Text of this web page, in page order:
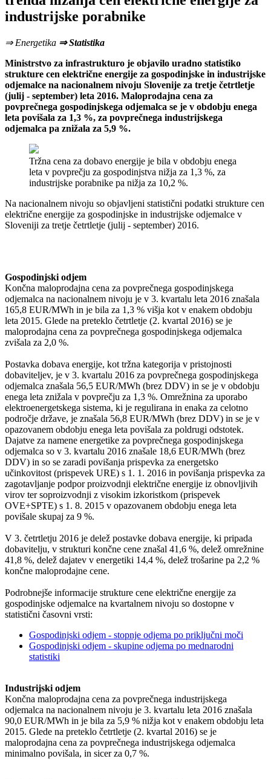
industrijske porabnike
⇒ Energetika ⇒ Statistika
Ministrstvo za infrastrukturo je objavilo uradno statistiko
strukture cen električne energije za gospodinjske in industrijske
odjemalce na nacionalnem nivoju Slovenije za tretje četrtletje
(julij - september) leta 2016. Maloprodajna cena za
povprečnega gospodinjskega odjemalca se je v obdobju enega
leta povišala za 1,3 %, za povprečnega industrijskega
odjemalca pa znižala za 5,9 %.
Tržna cena za dobavo energije je bila v obdobju enega
leta v povprečju za gospodinjstva nižja za 1,3 %, za
industrijske porabnike pa nižja za 10,2 %.
Na nacionalnem nivoju so objavljeni statistični podatki strukture cen
električne energije za gospodinjske in industrijske odjemalce v
Sloveniji za tretje četrtletje (julij - september) 2016.
Gospodinjski odjem
Končna maloprodajna cena za povprečnega gospodinjskega
odjemalca na nacionalnem nivoju je v 3. kvartalu leta 2016 znašala
165,8 EUR/MWh in je bila za 1,3 % višja kot v enakem obdobju
leta 2015. Glede na preteklo četrtletje (2. kvartal 2016) se je
maloprodajna cena za povprečnega gospodinjskega odjemalca
zvišala za 2,0 %.
Postavka dobava energije, kot tržna kategorija v pristojnosti
dobaviteljev, je v 3. kvartalu 2016 za povprečnega gospodinjskega
odjemalca znašala 56,5 EUR/MWh (brez DDV) in se je v obdobju
enega leta znižala v povprečju za 1,3 %. Omrežnina za uporabo
elektroenergetskega sistema, ki je regulirana in enaka za celotno
področje države, je znašala 56,8 EUR/MWh (brez DDV) in se je v
opazovanem obdobju enega leta povišala za poldrugi odstotek.
Dajatve za namene energetike za povprečnega gospodinjskega
odjemalca so v 3. kvartalu 2016 znašale 18,6 EUR/MWh (brez
DDV) in so se zaradi povišanja prispevka za energetsko
učinkovitost (prispevek URE) s 1. 1. 2016 in povišanja prispevka za
zagotavljanje podpor proizvodnji električne energije iz obnovljivih
virov ter soproizvodnji z visokim izkoristkom (prispevek
OVE+SPTE) s 1. 8. 2015 v opazovanem obdobju enega leta
povišale skupaj za 9 %.
V 3. četrtletju 2016 je delež postavke dobava energije, ki pripada
dobavitelju, v strukturi končne cene znašal 41,6 %, delež omrežnine
41,8 %, delež dajatev v energetiki 14,4 %, delež trošarine pa 2,2 %
končne maloprodajne cene.
Podrobnejše informacije strukture cene električne energije za
gospodinjske odjemalce na kvartalnem nivoju so dostopne v
statistični časovni vrsti:
Gospodinjski odjem - stopnje odjema po priključni moči
Gospodinjski odjem - skupine odjema po mednarodni
statistiki
Industrijski odjem
Končna maloprodajna cena za povprečnega industrijskega
odjemalca na nacionalnem nivoju je 3. kvartalu leta 2016 znašala
90,0 EUR/MWh in je bila za 5,9 % nižja kot v enakem obdobju leta
2015. Glede na preteklo četrtletje (2. kvartal 2016) se je
maloprodajna cena za povprečnega industrijskega odjemalca
minimalno povišala, in sicer za 0,7 %.